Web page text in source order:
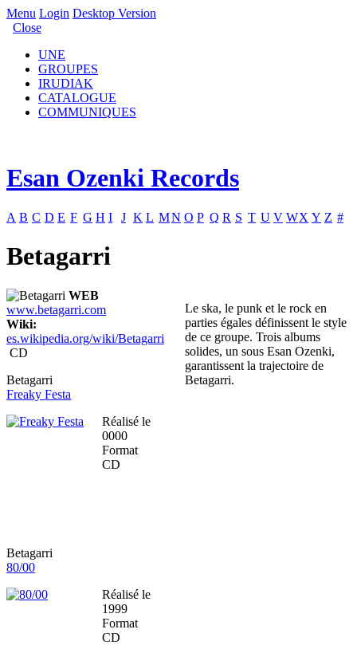
Menu Login Desktop Version
Close
UNE
GROUPES
IRUDIAK
CATALOGUE
COMMUNIQUES
Esan Ozenki Records
A B C D E F G H I J K L MN O P Q R S T U V WX Y Z #
Betagarri
WEB
www.betagarri.com
Wiki:
es.wikipedia.org/wiki/Betagarri
CD
Betagarri
Freaky Festa
Réalisé le
0000
Format
CD
Betagarri
80/00
Réalisé le
1999
Format
CD
Le ska, le punk et le rock en
parties égales définissent le style
de ce groupe. Trois albums
solides, un sous Esan Ozenki,
garantissent la trajectoire de
Betagarri.